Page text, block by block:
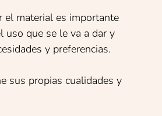
el material es importante
uso que se le va a dar y
y preferencias.
sus propias cualidades y